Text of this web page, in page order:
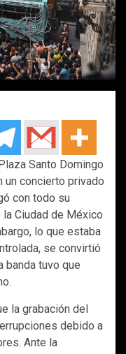
Santo Domingo
un concierto privado
con todo su
Ciudad de México
lo que estaba
se convirtió
banda tuvo que
la grabación del
debido a
Ante la